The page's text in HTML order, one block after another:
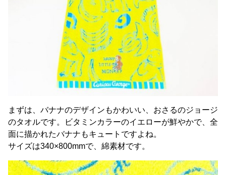
まずは、バナナのデザインもかわいい、おさるのジョージ
のタオルです。ビタミンカラーのイエローが鮮やかで、全
面に描かれたバナナもキュートですよね。
サイズは340×800mmで、綿素材です。